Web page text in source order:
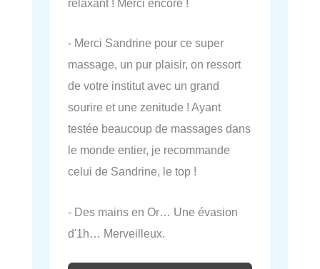
relaxant ! Merci encore !
- Merci Sandrine pour ce super
massage, un pur plaisir, on ressort
de votre institut avec un grand
sourire et une zenitude ! Ayant
testée beaucoup de massages dans
le monde entier, je recommande
celui de Sandrine, le top !
- Des mains en Or… Une évasion
d'1h… Merveilleux.